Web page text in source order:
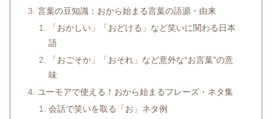
言葉の豆知識：おから始まる言葉の語源・由来
「おかしい」「おどける」など笑いに関わる日本
語
「おごそか」「おそれ」など意外な“お言葉”の意
味
ユーモアで使える！おから始まるフレーズ・ネタ集
会話で笑いを取る「お」ネタ例